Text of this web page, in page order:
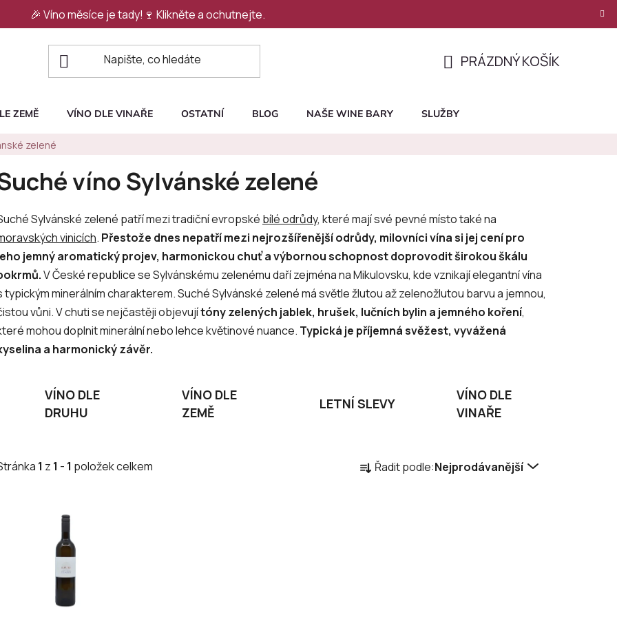
🎉 Víno měsíce je tady!🍷 Klikněte a ochutnejte.
KOŠÍK
PRÁZDNÝ KOŠÍK
ZEMĚ VÍNO DLE VINAŘE OSTATNÍ BLOG NAŠE WINE BARY SLUŽBY
zelené
víno Sylvánské zelené
Sylvánské zelené patří mezi tradiční evropské bílé odrůdy, které mají své pevné místo také na
vinicích. Přestože dnes nepatří mezi nejrozšířenější odrůdy, milovníci vína si jej cení pro
jemný aromatický projev, harmonickou chuť a výbornou schopnost doprovodit širokou škálu
V České republice se Sylvánskému zelenému daří zejména na Mikulovsku, kde vznikají elegantní vína
typickým minerálním charakterem. Suché Sylvánské zelené má světle žlutou až zelenožlutou barvu a jemnou,
vůni. V chuti se nejčastěji objevujítóny zelených jablek, hrušek, lučních bylin a jemného koření,
mohou doplnit minerální nebo lehce květinové nuance. Typická je příjemná svěžest, vyvážená
a harmonický závěr.
VÍNO DLE
DRUHU
VÍNO DLE
ZEMĚ
LETNÍ SLEVY
VÍNO DLE
VINAŘE
1 z 1 - 1 položek celkem a Řadit podle:Nejprodávanější